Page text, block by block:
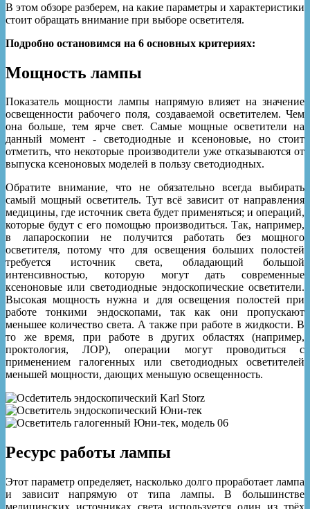
В этом обзоре разберем, на какие параметры и характеристики
стоит обращать внимание при выборе осветителя.
Подробно остановимся на 6 основных критериях:
Мощность лампы
Показатель мощности лампы напрямую влияет на значение
освещенности рабочего поля, создаваемой осветителем. Чем
она больше, тем ярче свет. Самые мощные осветители на
данный момент - светодиодные и ксеноновые, но стоит
отметить, что некоторые производители уже отказываются от
выпуска ксеноновых моделей в пользу светодиодных.
Обратите внимание, что не обязательно всегда выбирать
самый мощный осветитель. Тут всё зависит от направления
медицины, где источник света будет применяться; и операций,
которые будут с его помощью производиться. Так, например,
в лапароскопии не получится работать без мощного
осветителя, потому что для освещения больших полостей
требуется источник света, обладающий большой
интенсивностью, которую могут дать современные
ксеноновые или светодиодные эндоскопические осветители.
Высокая мощность нужна и для освещения полостей при
работе тонкими эндоскопами, так как они пропускают
меньшее количество света. А также при работе в жидкости. В
то же время, при работе в других областях (например,
проктология, ЛОР), операции могут проводиться с
применением галогенных или светодиодных осветителей
меньшей мощности, дающих меньшую освещенность.
Ресурс работы лампы
Этот параметр определяет, насколько долго проработает лампа
и зависит напрямую от типа лампы. В большинстве